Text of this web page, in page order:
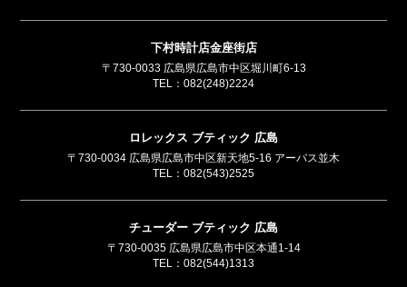
下村時計店金座街店
〒730-0033 広島県広島市中区堀川町6-13
TEL： 082(248)2224
ロレックス ブティック 広島
〒730-0034 広島県広島市中区新天地5-16 アーバス並木
TEL： 082(543)2525
チューダー ブティック 広島
〒730-0035 広島県広島市中区本通1-14
TEL： 082(544)1313